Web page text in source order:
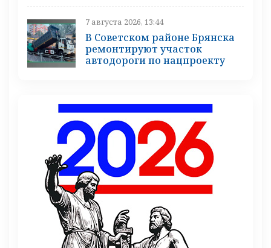
7 августа 2026, 13:44
В Советском районе Брянска
ремонтируют участок
автодороги по нацпроекту